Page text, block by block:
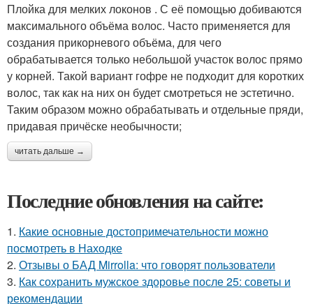
Плойка для мелких локонов . С её помощью добиваются
максимального объёма волос. Часто применяется для
создания прикорневого объёма, для чего
обрабатывается только небольшой участок волос прямо
у корней. Такой вариант гофре не подходит для коротких
волос, так как на них он будет смотреться не эстетично.
Таким образом можно обрабатывать и отдельные пряди,
придавая причёске необычности;
читать дальше →
Последние обновления на сайте:
1. Какие основные достопримечательности можно
посмотреть в Находке
2. Отзывы о БАД Mirrolla: что говорят пользователи
3. Как сохранить мужское здоровье после 25: советы и
рекомендации